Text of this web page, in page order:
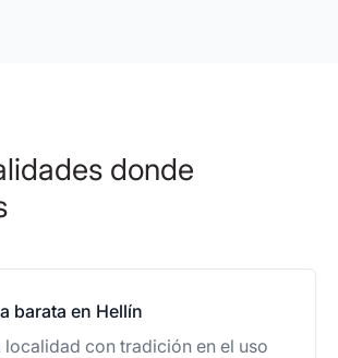
donde
barata en Hellín
localidad con tradición en el uso